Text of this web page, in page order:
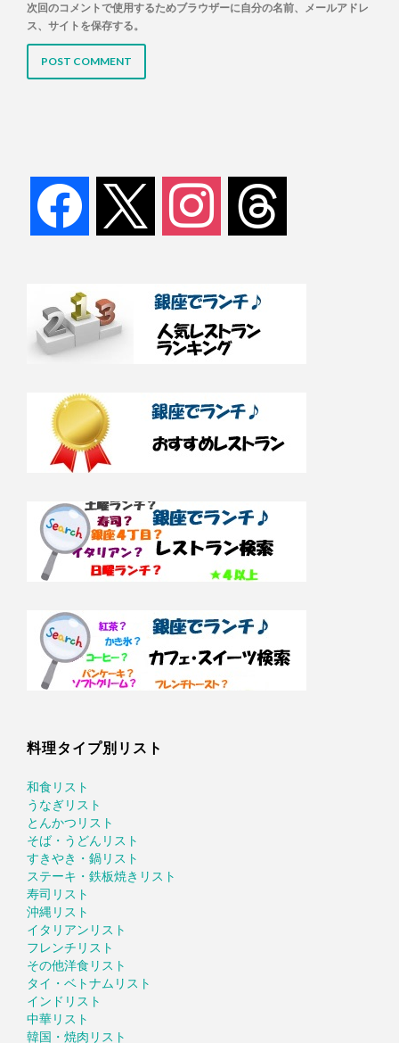
次回のコメントで使用するためブラウザーに自分の名前、メールアドレ
ス、サイトを保存する。
facebook instagram threads
料理タイプ別リスト
和食リスト
うなぎリスト
とんかつリスト
そば・うどんリスト
すきやき・鍋リスト
ステーキ・鉄板焼きリスト
寿司リスト
沖縄リスト
イタリアンリスト
フレンチリスト
その他洋食リスト
タイ・ベトナムリスト
インドリスト
中華リスト
韓国・焼肉リスト